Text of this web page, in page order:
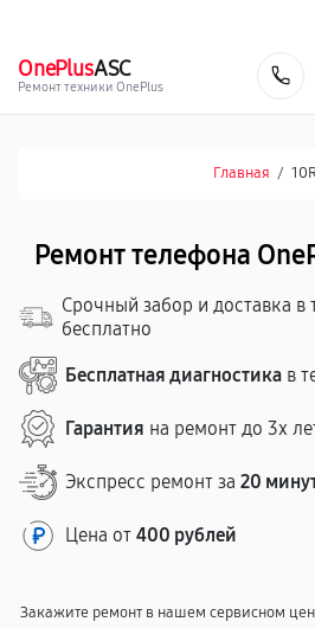
OnePlusASC
Ремонт техники OnePlus
Главная /
Ремонт телефона
Срочный забор и доставка в
бесплатно
Бесплатная диагностика в
Гарантия на ремонт до 3х
Экспресс ремонт за 20
Цена от 400 рублей
Закажите ремонт в нашем сервисном